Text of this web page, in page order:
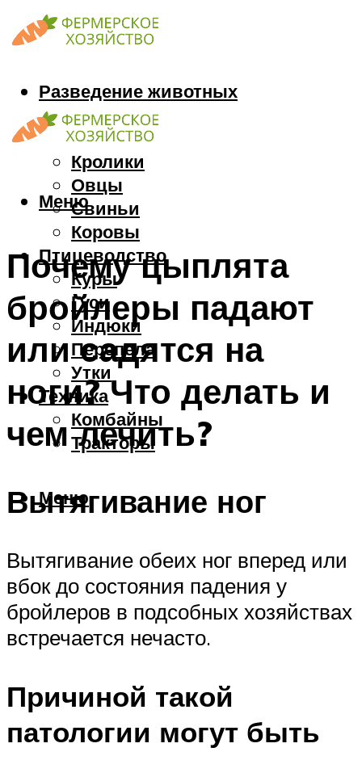
Разведение животных
Козы
Кони
Кролики
Овцы
Свиньи
Коровы
Птицеводство
Куры
Гуси
Индюки
Перепела
Утки
Техника
Комбайны
Тракторы
Меню
Меню
Почему цыплята
бройлеры падают
или садятся на
ноги? Что делать и
чем лечить?
Вытягивание ног
Вытягивание обеих ног вперед или
вбок до состояния падения у
бройлеров в подсобных хозяйствах
встречается нечасто.
Причиной такой
патологии могут быть